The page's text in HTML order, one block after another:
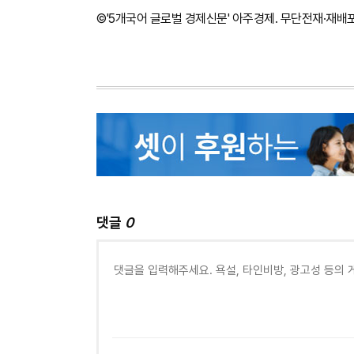
©'5개국어 글로벌 경제신문' 아주경제. 무단전재·재배
댓글 0